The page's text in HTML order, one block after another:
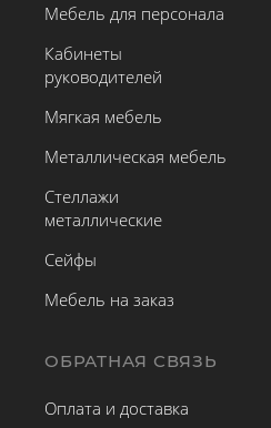
Мебель для персонала
Кабинеты
руководителей
Мягкая мебель
Металлическая мебель
Стеллажи
металлические
Сейфы
Мебель на заказ
ОБРАТНАЯ СВЯЗЬ
Оплата и доставка